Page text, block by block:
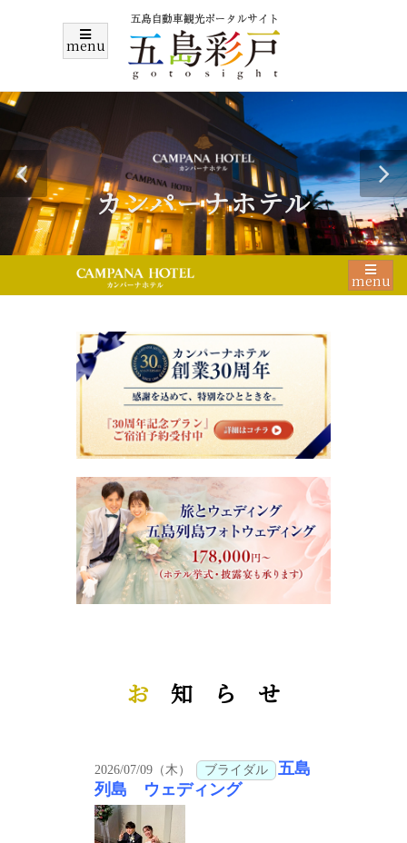
menu
カンパーナホテル
menu
お 知 ら せ